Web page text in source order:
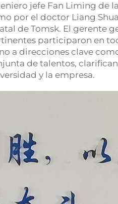
jefe Fan Liming de
por el doctor Liang
de Tomsk. El gerente
participaron en
a direcciones clave
de talentos,
y la empresa.